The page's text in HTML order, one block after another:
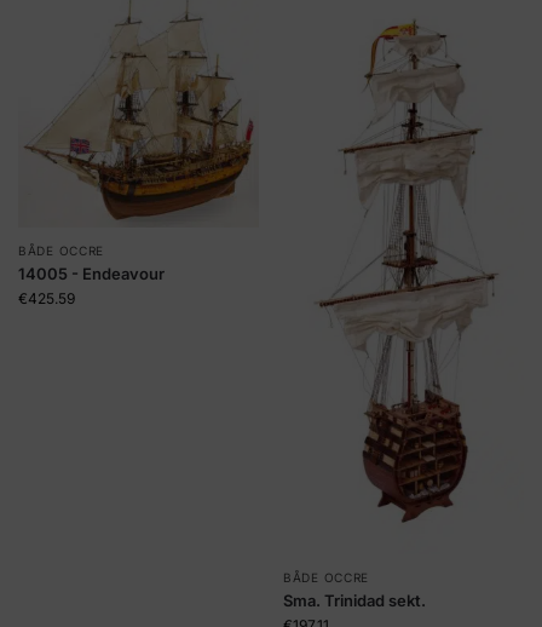
BÅDE OCCRE
14005 - Endeavour
€425.59
BÅDE OCCRE
Sma. Trinidad sekt.